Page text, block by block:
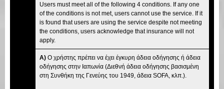
Users must meet all of the following 4 conditions. If any one
of the conditions is not met, users cannot use the service. If it
is found that users are using the service despite not meeting
the conditions, users acknowledge that insurance will not
apply.
A) Ο χρήστης πρέπει να έχει έγκυρη άδεια οδήγησης ή άδεια
οδήγησης στην Ιαπωνία (Διεθνή άδεια οδήγησης βασισμένη
στη Συνθήκη της Γενεύης του 1949, άδεια SOFA, κλπ.).